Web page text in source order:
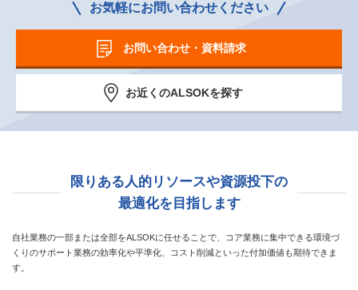
お気軽にお問い合わせください
お問い合わせ・資料請求
お近くのALSOKを探す
限りある人的リソースや資源投下の
最適化を目指します
自社業務の一部または全部をALSOKに任せることで、コア業務に集中できる環境づ
くりのサポート業務の効率化や平準化、
コスト削減といった付加価値も期待できま
す。